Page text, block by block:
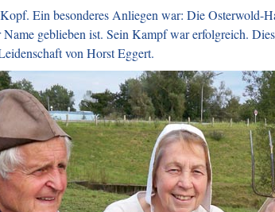
Ein besonderes Anliegen war: Die Osterwold-
Name geblieben ist. Sein Kampf war erfolgreich.
von Horst Eggert.